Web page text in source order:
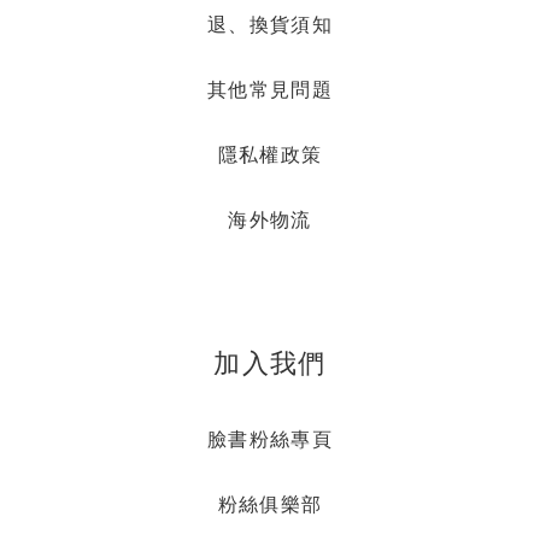
退、換貨須知
其他常見問題
隱私權政策
海外物流
加入我們
臉書粉絲專頁
粉絲俱樂部